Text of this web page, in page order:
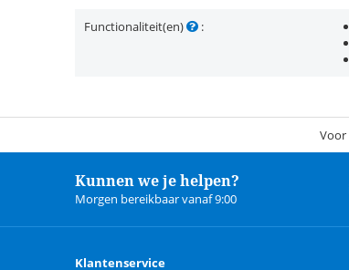
Functionaliteit(en) :
Voor
Kunnen we je helpen?
Morgen bereikbaar vanaf 9:00
Klantenservice